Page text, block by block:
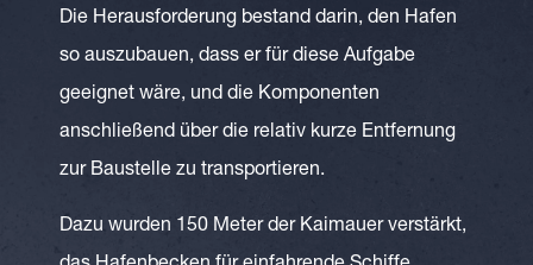
Die Herausforderung bestand darin, den Hafen
so auszubauen, dass er für diese Aufgabe
geeignet wäre, und die Komponenten
anschließend über die relativ kurze Entfernung
zur Baustelle zu transportieren.
Dazu wurden 150 Meter der Kaimauer verstärkt,